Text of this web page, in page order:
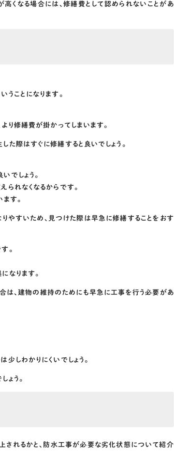
高くなる場合には、修繕費として認められないことがあ
うことになります。
り修繕費が掛かってしまいます。
た際はすぐに修繕すると良いでしょう。
でしょう。
られなくなるからです。
す。
やすいため、見つけた際は早急に修繕することをおす
。
なります。
は、建物の維持のためにも早急に工事を行う必要があ
しわかりにくいでしょう。
ょう。
されるかと、防水工事が必要な劣化状態について紹介